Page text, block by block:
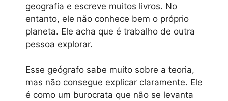
geografia e escreve muitos livros. No
entanto, ele não conhece bem o próprio
planeta. Ele acha que é trabalho de outra
pessoa explorar.
Esse geógrafo sabe muito sobre a teoria,
mas não consegue explicar claramente. Ele
é como um burocrata que não se levanta